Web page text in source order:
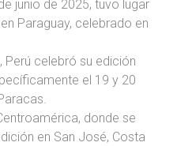
junio de 2025, tuvo lugar
Paraguay, celebrado en
Perú celebró su edición
el 19 y 20
donde se
en San José, Costa